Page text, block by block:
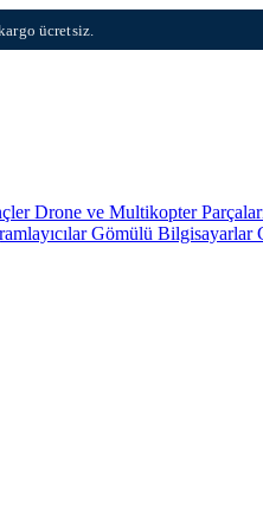
ücretsiz.
Drone ve Multikopter
Gömülü Bilgisayarlar